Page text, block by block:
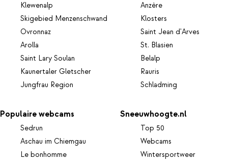
Klewenalp
Skigebied Menzenschwand
Ovronnaz
Arolla
Saint Lary Soulan
Kaunertaler Gletscher
Jungfrau Region
Anzère
Klosters
Saint Jean d'Arves
St. Blasien
Belalp
Rauris
Schladming
Populaire webcams
Sedrun
Aschau im Chiemgau
Le bonhomme
Sneeuwhoogte.nl
Top 50
Webcams
Wintersportweer